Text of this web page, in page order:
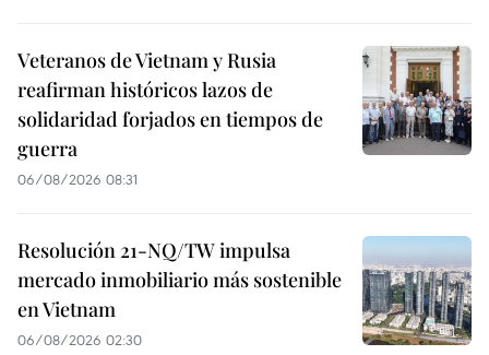
Veteranos de Vietnam y Rusia
reafirman históricos lazos de
solidaridad forjados en tiempos de
guerra
06/08/2026 08:31
Resolución 21-NQ/TW impulsa
mercado inmobiliario más sostenible
en Vietnam
06/08/2026 02:30